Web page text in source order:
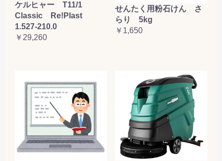
ケルヒャー T11/1
Classic Re!Plast
1.527-210.0
￥29,260
せんたく用粉石けん さ
らり 5kg
￥1,650